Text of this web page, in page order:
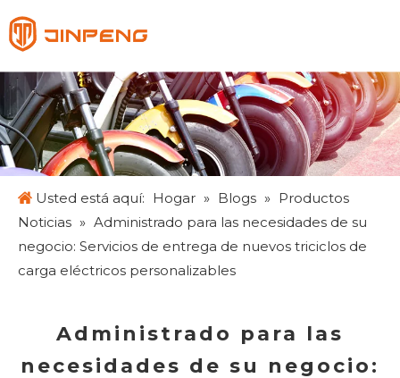
Français
Pусский
Usted está aquí: Hogar » Blogs » Productos
Noticias » Administrado para las necesidades de su
negocio: Servicios de entrega de nuevos triciclos de
carga eléctricos personalizables
Administrado para las
necesidades de su negocio: